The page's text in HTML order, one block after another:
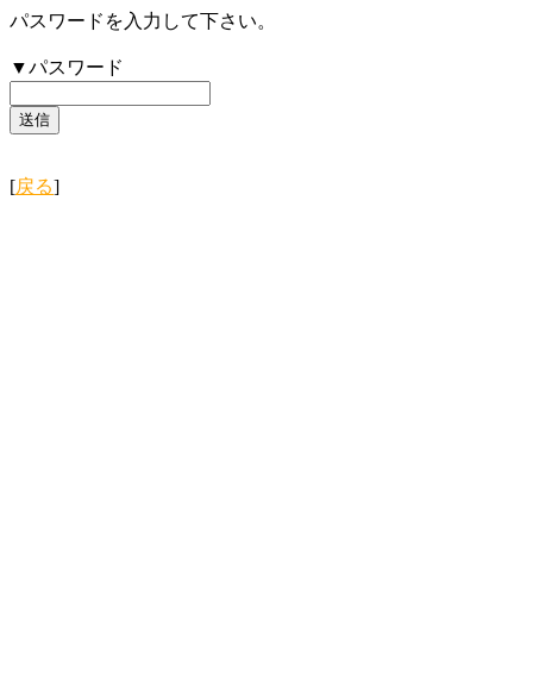
パスワードを入力して下さい。
▼パスワード
[戻る]